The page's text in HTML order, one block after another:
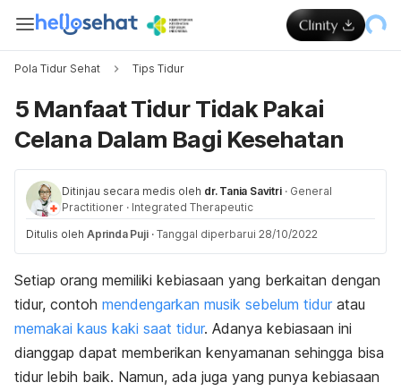
Pola Tidur Sehat Tips Tidur
5 Manfaat Tidur Tidak Pakai
Celana Dalam Bagi Kesehatan
Ditinjau secara medis oleh dr. Tania Savitri · General
Practitioner · Integrated Therapeutic
Ditulis oleh Aprinda Puji · Tanggal diperbarui 28/10/2022
Setiap orang memiliki kebiasaan yang berkaitan dengan
tidur, contoh mendengarkan musik sebelum tidur atau
memakai kaus kaki saat tidur. Adanya kebiasaan ini
dianggap dapat memberikan kenyamanan sehingga bisa
tidur lebih baik. Namun, ada juga yang punya kebiasaan